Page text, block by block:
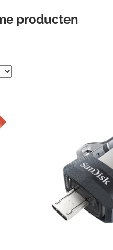
producten